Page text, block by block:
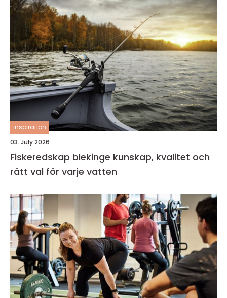
inspiration
03. July 2026
Fiskeredskap blekinge kunskap, kvalitet och
rätt val för varje vatten